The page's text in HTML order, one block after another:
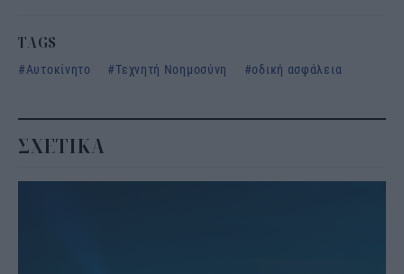
TAGS
Αυτοκίνητο
Τεχνητή Νοημοσύνη οδική ασφάλεια
ΣΧΕΤΙΚΑ